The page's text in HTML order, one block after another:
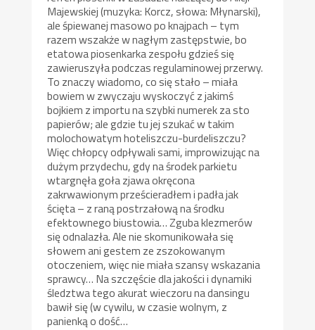
Majewskiej (muzyka: Korcz, słowa: Młynarski),
ale śpiewanej masowo po knajpach – tym
razem wszakże w nagłym zastępstwie, bo
etatowa piosenkarka zespołu gdzieś się
zawieruszyła podczas regulaminowej przerwy.
To znaczy wiadomo, co się stało – miała
bowiem w zwyczaju wyskoczyć z jakimś
bojkiem z importu na szybki numerek za sto
papierów; ale gdzie tu jej szukać w takim
molochowatym hoteliszczu-burdeliszczu?
Więc chłopcy odpływali sami, improwizując na
dużym przydechu, gdy na środek parkietu
wtargnęła goła zjawa okręcona
zakrwawionym prześcieradłem i padła jak
ścięta – z raną postrzałową na środku
efektownego biustowia… Zguba klezmerów
się odnalazła. Ale nie skomunikowała się
słowem ani gestem ze zszokowanym
otoczeniem, więc nie miała szansy wskazania
sprawcy… Na szczęście dla jakości i dynamiki
śledztwa tego akurat wieczoru na dansingu
bawił się (w cywilu, w czasie wolnym, z
panienką o dość…